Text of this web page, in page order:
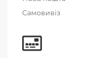
Самовивіз